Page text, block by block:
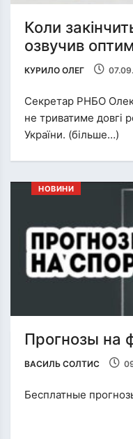
Коли
озвучив
КУРИЛО ОЛЕГ
Секретар РНБО
не триватиме довгі
України. (більше…)
НОВИНИ
Прогнозы на
ВАСИЛЬ СОЛТИС
Бесплатные